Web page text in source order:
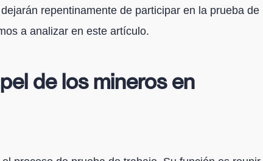
repentinamente de participar en la prueba de
a analizar en este artículo.
de los mineros en